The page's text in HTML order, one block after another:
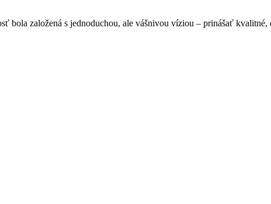
založená s jednoduchou, ale vášnivou víziou – prinášať kvalitné,